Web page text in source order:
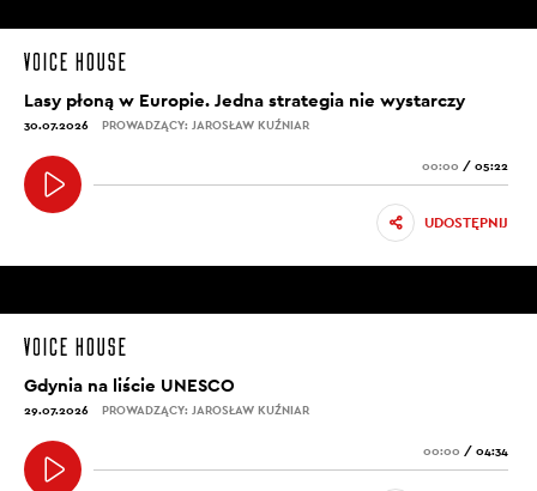
Lasy płoną w Europie. Jedna strategia nie wystarczy
30.07.2026 PROWADZĄCY: JAROSŁAW KUŹNIAR
00:00 / 05:22
UDOSTĘPNIJ
Gdynia na liście UNESCO
29.07.2026 PROWADZĄCY: JAROSŁAW KUŹNIAR
00:00 / 04:34